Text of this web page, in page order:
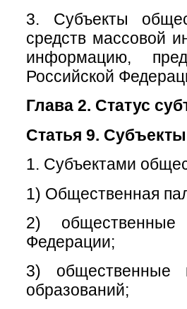
3. Субъекты
средств массовой
информацию,
Российской
Глава 2. Статус
Статья 9.
1. Субъектами
1) Общественная
2) общественные
Федерации;
3) общественные
образований;